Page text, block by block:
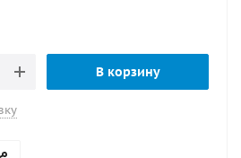
нержавеющей стали.
В корзину